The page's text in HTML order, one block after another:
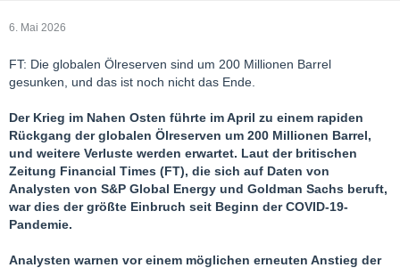
6. Mai 2026
FT: Die globalen Ölreserven sind um 200 Millionen Barrel
gesunken, und das ist noch nicht das Ende.
Der Krieg im Nahen Osten führte im April zu einem rapiden
Rückgang der globalen Ölreserven um 200 Millionen Barrel,
und weitere Verluste werden erwartet. Laut der britischen
Zeitung Financial Times (FT), die sich auf Daten von
Analysten von S&P Global Energy und Goldman Sachs beruft,
war dies der größte Einbruch seit Beginn der COVID-19-
Pandemie.
Analysten warnen vor einem möglichen erneuten Anstieg der